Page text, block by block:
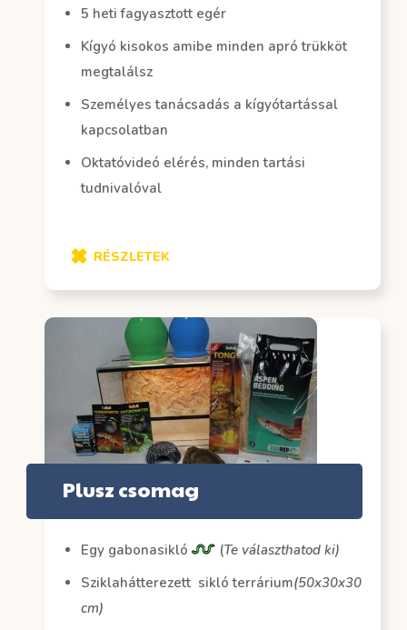
5 heti fagyasztott egér
Kígyó kisokos amibe minden apró trükköt
megtalálsz
Személyes tanácsadás a kígyótartással
kapcsolatban
Oktatóvideó elérés, minden tartási
tudnivalóval
RÉSZLETEK
Plusz csomag
Egy gabonasikló (Te választhatod ki)
Sziklahátterezett sikló terrárium(50x30x30
cm)